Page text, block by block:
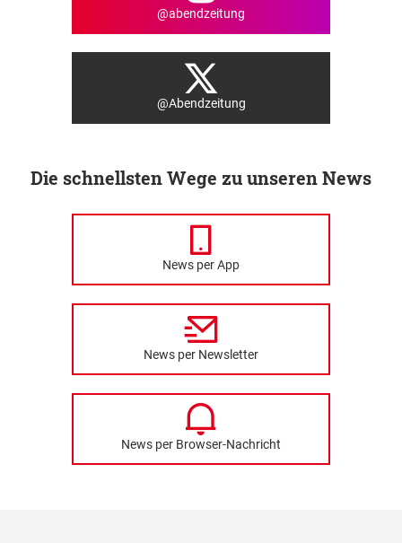
@abendzeitung
@Abendzeitung
Die schnellsten Wege zu unseren News
News per App
News per Newsletter
News per Browser-Nachricht